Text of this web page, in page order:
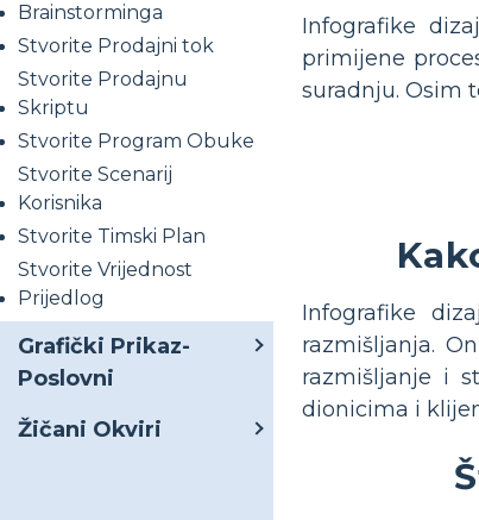
Brainstorminga
Stvorite Prodajni tok
Stvorite Prodajnu
Skriptu
Stvorite Program Obuke
Stvorite Scenarij
Korisnika
Stvorite Timski Plan
Stvorite Vrijednost
Prijedlog
Grafički Prikaz-
Poslovni
Žičani Okviri
Infografike
primijene
suradnju. Osim
Infografike
razmišljanja.
razmišljanje i
dionicima i